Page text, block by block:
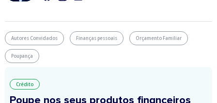
Autores Convidados Finanças pessoais Orçamento Familiar
Poupança
Crédito
Poupe nos seus produtos financeiros